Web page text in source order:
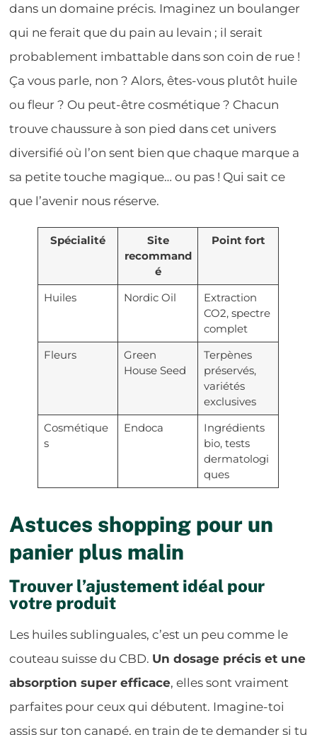
dans un domaine précis. Imaginez un boulanger
qui ne ferait que du pain au levain ; il serait
probablement imbattable dans son coin de rue !
Ça vous parle, non ? Alors, êtes-vous plutôt huile
ou fleur ? Ou peut-être cosmétique ? Chacun
trouve chaussure à son pied dans cet univers
diversifié où l’on sent bien que chaque marque a
sa petite touche magique… ou pas ! Qui sait ce
que l’avenir nous réserve.
Spécialité
Site
recommand
é
Point fort
Huiles Nordic Oil
Extraction
CO2, spectre
complet
Fleurs
Green
House Seed
Terpènes
préservés,
variétés
exclusives
Cosmétique
s
Endoca
Ingrédients
bio, tests
dermatologi
ques
Astuces shopping pour un
panier plus malin
Trouver l’ajustement idéal pour
votre produit
Les huiles sublinguales, c’est un peu comme le
couteau suisse du CBD. Un dosage précis et une
absorption super efficace, elles sont vraiment
parfaites pour ceux qui débutent. Imagine-toi
assis sur ton canapé, en train de te demander si tu